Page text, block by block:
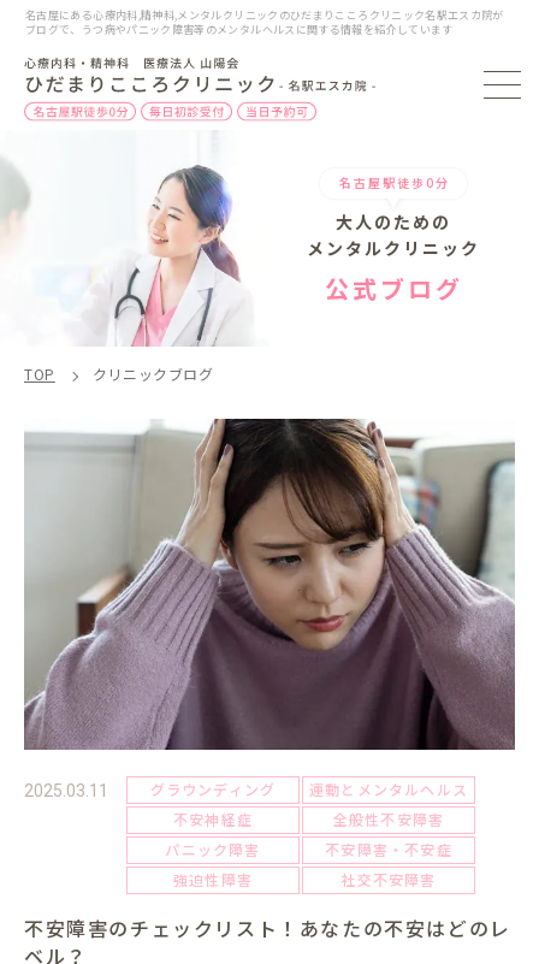
名古屋にある心療内科,精神科,メンタルクリニックのひだまりこころクリニック名駅エスカ院が
ブログで、うつ病やパニック障害等のメンタルヘルスに関する情報を紹介しています
名古屋駅徒歩0分
大人のための
メンタルクリニック
公式ブログ
TOP クリニックブログ
2025.03.11 グラウンディング
運動とメンタルヘルス
不安神経症
全般性不安障害
パニック障害
不安障害・不安症
強迫性障害
社交不安障害
不安障害のチェックリスト！あなたの不安はどのレ
ベル？